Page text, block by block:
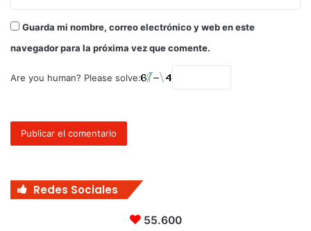
Guarda mi nombre, correo electrónico y web en este
navegador para la próxima vez que comente.
Are you human? Please solve:
Redes Sociales
55.600